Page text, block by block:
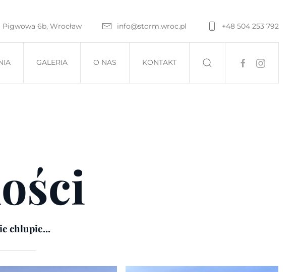
Pigwowa 6b, Wrocław info@storm.wroc.pl +48 504 253 792
GALERIA O NAS KONTAKT
chlupie...